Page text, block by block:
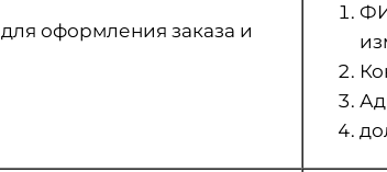
оформления заказа и